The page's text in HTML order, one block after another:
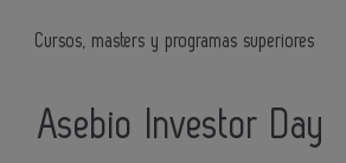
Cursos, masters y programas superiores
Asebio Investor Day